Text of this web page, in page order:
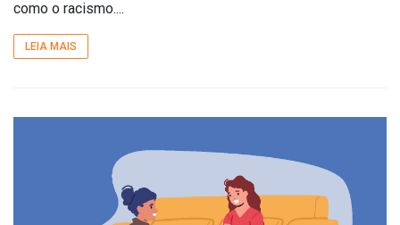
como o racismo....
LEIA MAIS